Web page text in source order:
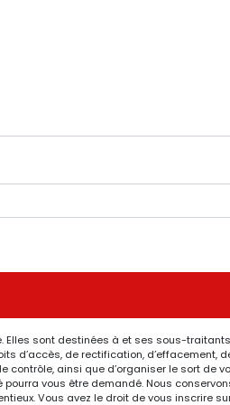
Elles sont destinées à et ses sous-
d’accès, de rectification, d’effacement,
contrôle, ainsi que d’organiser le sort de
vous être demandé. Nous
Vous avez le droit de vous inscrire